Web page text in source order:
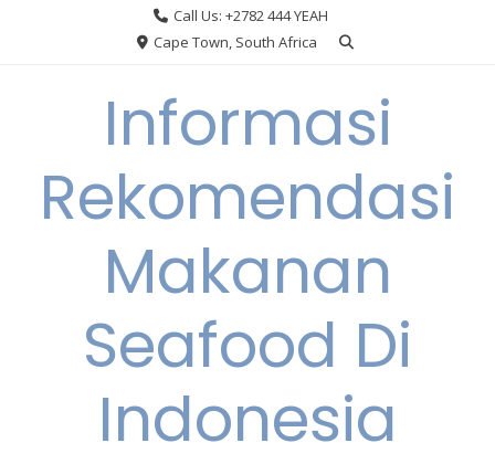
Call Us: +2782 444 YEAH
Cape Town, South Africa
Informasi
Rekomendasi
Makanan
Seafood Di
Indonesia